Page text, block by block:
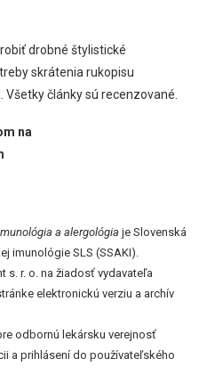
drobné štylistické
skrátenia rukopisu
články sú recenzované.
na
a alergológia je Slovenská
imunológie SLS (SSAKI).
s. r. o. na žiadosť vydavateľa
elektronickú verziu a archív
odbornú lekársku verejnosť
a prihlásení do používateľského